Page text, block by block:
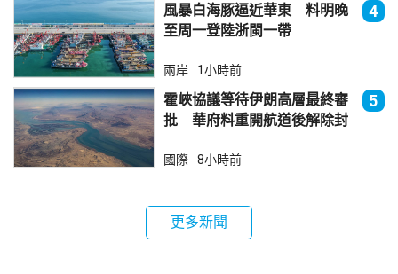
風暴白海豚逼近華東 料明晚
至周一登陸浙閩一帶
4
兩岸 1小時前
霍峽協議等待伊朗高層最終審
批 華府料重開航道後解除封
5
國際 8小時前
更多新聞